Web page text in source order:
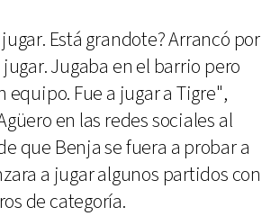
Está grandote? Arrancó por
Jugaba en el barrio pero
equipo. Fue a jugar a Tigre",
en las redes sociales al
que Benja se fuera a probar a
a jugar algunos partidos con
de categoría.